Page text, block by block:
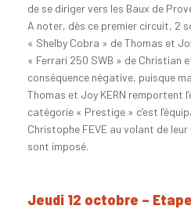
de se diriger vers les Baux de
A noter, dès ce premier circuit, 2
« Shelby Cobra » de Thomas et
« Ferrari 250 SWB » de Christian
conséquence négative, puisque
Thomas et Joy KERN remportent
catégorie « Prestige » c’est
Christophe FEVE au volant de
sont imposé.
Jeudi 12 octobre –